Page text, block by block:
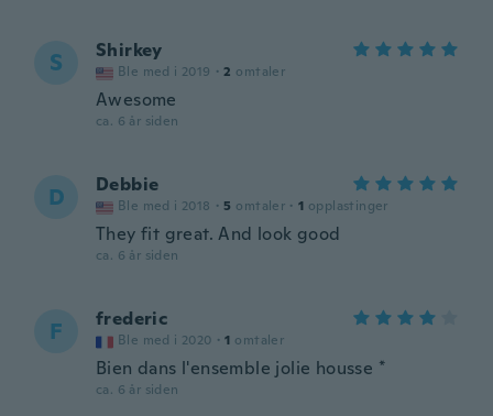
S Shirkey
Ble med i 2019 · 2 omtaler
Awesome
ca. 6 år siden
D Debbie
Ble med i 2018 · 5 omtaler · 1 opplastinger
They fit great. And look good
ca. 6 år siden
F frederic
Ble med i 2020 · 1 omtaler
Bien dans l'ensemble jolie housse *
ca. 6 år siden